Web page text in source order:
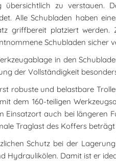
übersichtlich zu verstauen.
Alle Schubladen haben
griffbereit platziert
Schubladen sicher
in den
der Vollständigkeit
robuste und belastbare
dem 160-teiligen
Einsatzort auch bei längeren
Traglast des Koffers beträgt
Schutz bei der
Hydraulikölen. Damit ist er